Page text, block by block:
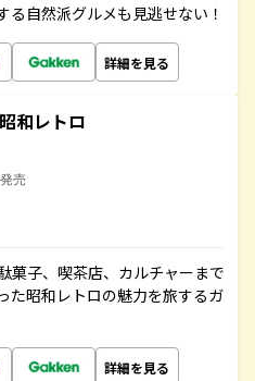
る自然派グルメも見逃せない！
詳細を見る
和レトロ
売
菓子、喫茶店、カルチャーまで
た昭和レトロの魅力を旅するガ
詳細を見る